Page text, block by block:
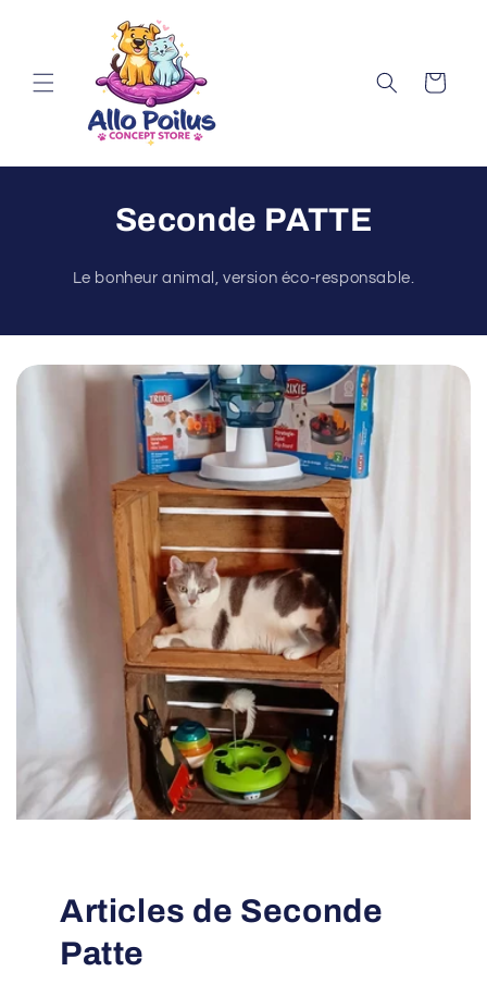
Panier
Seconde PATTE
Le bonheur animal, version éco-responsable.
Articles de Seconde
Patte